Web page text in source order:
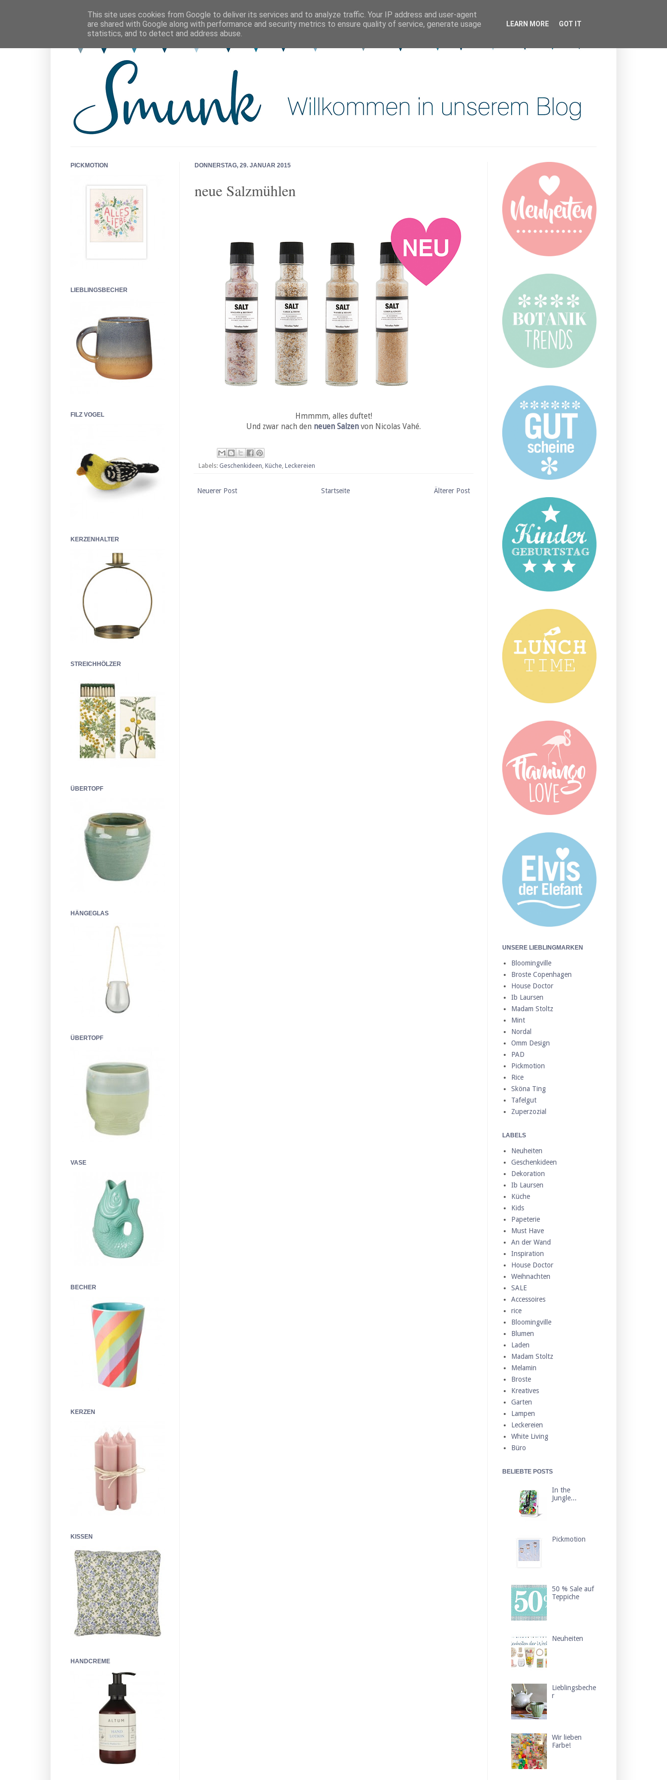
DONNERSTAG, 29. JANUAR 2015
neue Salzmühlen
Hmmmm, alles duftet!
Und zwar nach den neuen Salzen von Nicolas Vahé.
Labels: Geschenkideen Küche Leckereien
Neuerer Post Älterer Post
Startseite
PICKMOTION
LIEBLINGSBECHER
FILZ VOGEL
KERZENHALTER
STREICHHÖLZER
ÜBERTOPF
HÄNGEGLAS
ÜBERTOPF
VASE
BECHER
KERZEN
KISSEN
HANDCREME
UNSERE LIEBLINGMARKEN
Bloomingville
Broste Copenhagen
House Doctor
Ib Laursen
Madam Stoltz
Mint
Nordal
Omm Design
PAD
Pickmotion
Rice
Sköna Ting
Tafelgut
Zuperzozial
LABELS
Neuheiten
Geschenkideen
Dekoration
Ib Laursen
Küche
Kids
Papeterie
Must Have
An der Wand
Inspiration
House Doctor
Weihnachten
SALE
Accessoires
rice
Bloomingville
Blumen
Laden
Madam Stoltz
Melamin
Broste
Kreatives
Garten
Lampen
Leckereien
White Living
Büro
BELIEBTE POSTS
In the
Jungle...
Pickmotion
50 % Sale auf
Teppiche
Neuheiten
Lieblingsbeche
r
Wir lieben
Farbe!
This site uses cookies from Google to deliver its services and to analyze traffic. Your IP address and user-agent
are shared with Google along with performance and security metrics to ensure quality of service, generate usage
statistics, and to detect and address abuse.
LEARN MORE GOT IT